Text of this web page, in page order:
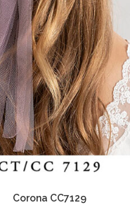
Corona CC7129